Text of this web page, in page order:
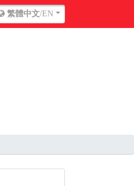
繁體中文/EN